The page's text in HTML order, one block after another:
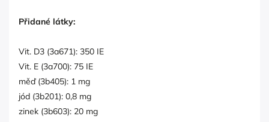
Přidané látky:
Vit. D3 (3a671): 350 IE
Vit. E (3a700): 75 IE
měď (3b405): 1 mg
jód (3b201): 0,8 mg
zinek (3b603): 20 mg